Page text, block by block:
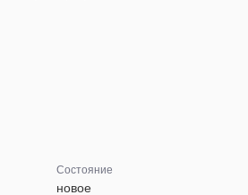
Состояние
новое